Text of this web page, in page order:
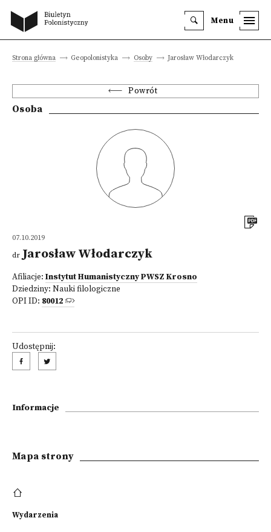
Menu
Strona główna Geopolonistyka Osoby Jarosław Włodarczyk
Powrót
Osoba
07.10.2019
dr Jarosław Włodarczyk
Afiliacje: Instytut Humanistyczny PWSZ Krosno
Dziedziny: Nauki filologiczne
OPI ID: 80012
Udostępnij:
Informacje
Mapa strony
Wydarzenia